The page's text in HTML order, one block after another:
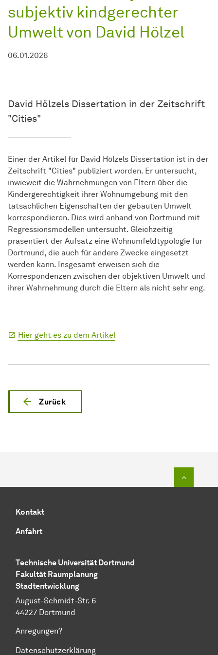
subjektiv kindgerechter
Umwelt von David Hölzel
06.01.2026
David Hölzels Dissertation in der Zeitschrift
"Cities"
Einer der Artikel für David Hölzels Dissertation ist in der
Zeitschrift "Cities" publiziert worden. Er untersucht,
inwieweit die Wahrnehmungen von Eltern über die
Kindergerechtigkeit ihrer Wohnumgebung mit den
tatsächlichen Eigenschaften der gebauten Umwelt
korrespondieren. Dies wird anhand von Dortmund mit
Regressionsmodellen untersucht. Gleichzeitig
präsentiert der Aufsatz eine Wohnumfeldtypologie für
Dortmund, die auch für andere Zwecke eingesetzt
werden kann. Insgesamt erweisen sich die
Korrespondenzen zwischen der objektiven Umwelt und
ihrer Wahrnehmung durch die Eltern als nicht sehr eng.
Hier geht es zu dem Artikel
Zurück
Kontakt
Anfahrt
Technische Universität Dortmund
Fakultät Raumplanung
Stadtentwicklung
August-Schmidt-Str. 6
44227 Dortmund
Anregungen?
Datenschutzerklärung